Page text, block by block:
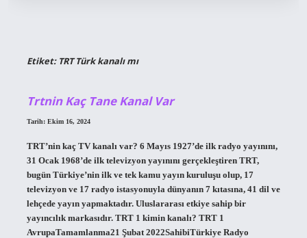
Etiket: TRT Türk kanalı mı
Trtnin Kaç Tane Kanal Var
Tarih: Ekim 16, 2024
TRT’nin kaç TV kanalı var? 6 Mayıs 1927’de ilk radyo yayınını,
31 Ocak 1968’de ilk televizyon yayınını gerçekleştiren TRT,
bugün Türkiye’nin ilk ve tek kamu yayın kuruluşu olup, 17
televizyon ve 17 radyo istasyonuyla dünyanın 7 kıtasına, 41 dil ve
lehçede yayın yapmaktadır. Uluslararası etkiye sahip bir
yayıncılık markasıdır. TRT 1 kimin kanalı? TRT 1
AvrupaTamamlanma21 Şubat 2022SahibiTürkiye Radyo